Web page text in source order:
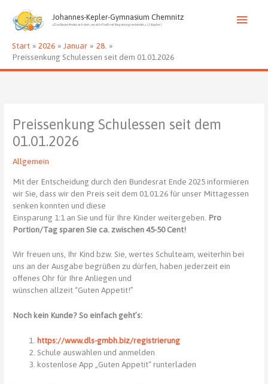
Inhalt
springen
Johannes-Kepler-Gymnasium Chemnitz
»Das Beste findet sich dort, wo sich Fleiß mit Begabung verbindet.« (J. Kepler)
Start 2026 Januar
28.
Preissenkung Schulessen seit dem 01.01.2026
Preissenkung Schulessen seit dem
01.01.2026
Allgemein
Mit der Entscheidung durch den Bundesrat Ende 2025 informieren
wir Sie, dass wir den Preis seit dem 01.01.26 für unser Mittagessen
senken konnten und diese
Einsparung 1:1 an Sie und für Ihre Kinder weitergeben. Pro
Portion/Tag sparen Sie ca. zwischen 45-50 Cent!
Wir freuen uns, Ihr Kind bzw. Sie, wertes Schulteam, weiterhin bei
uns an der Ausgabe begrüßen zu dürfen, haben jederzeit ein
offenes Ohr für Ihre Anliegen und
wünschen allzeit “Guten Appetit!”
Noch kein Kunde? So einfach geht’s:
https://www.dls-gmbh.biz/registrierung
Schule auswählen und anmelden
kostenlose App „Guten Appetit“ runterladen